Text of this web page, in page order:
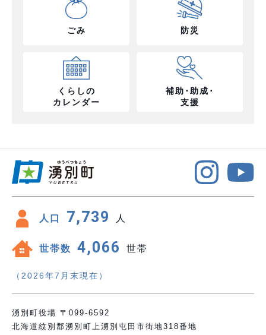
ごみ 防災
くらしの
カレンダー
補助･助成･
支援
人口 7,739 人
世帯数 4,066 世帯
（2026年7月末現在）
湧別町役場 〒099-6592
北海道紋別郡湧別町上湧別屯田市街地318番地